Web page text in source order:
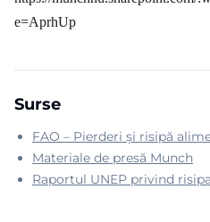
e=AprhUp
Surse
FAO – Pierderi și risipă
Materiale de presă Munch
Raportul UNEP privind